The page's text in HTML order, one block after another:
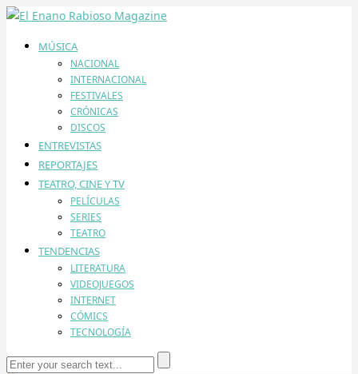
MÚSICA
NACIONAL
INTERNACIONAL
FESTIVALES
CRÓNICAS
DISCOS
ENTREVISTAS
REPORTAJES
TEATRO, CINE Y TV
PELÍCULAS
SERIES
TEATRO
TENDENCIAS
LITERATURA
VIDEOJUEGOS
INTERNET
CÓMICS
TECNOLOGÍA